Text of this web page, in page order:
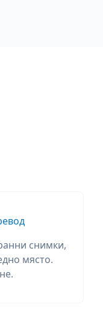
снимки,
място.